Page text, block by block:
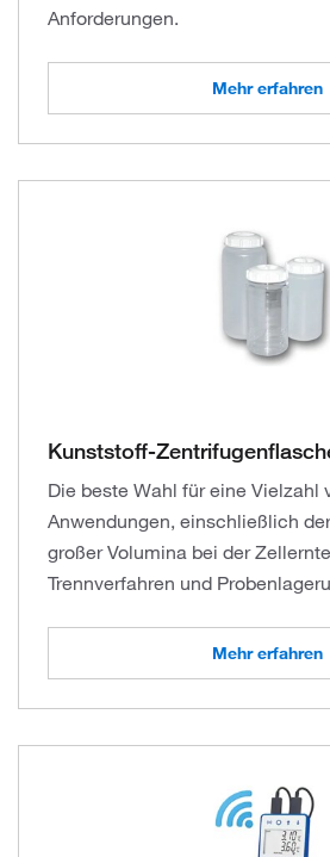
Anforderungen.
Mehr erfahren
Kunststoff-
Die beste Wahl für eine Vielzahl
Anwendungen, einschließlich
großer Volumina bei der
Trennverfahren und
Mehr erfahren